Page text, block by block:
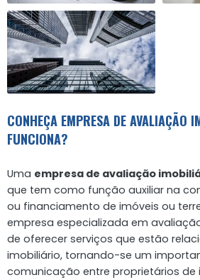
CONHEÇA EMPRESA DE AVALIAÇÃO
FUNCIONA?
Uma empresa de avaliação
que tem como função auxiliar na
ou financiamento de imóveis ou
empresa especializada em
de oferecer serviços que estão
imobiliário, tornando-se um
comunicação entre proprietários de